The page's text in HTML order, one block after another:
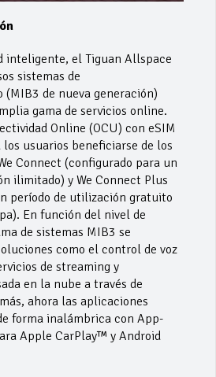
inteligente, el Tiguan Allspace
sistemas de
de nueva generación)
gama de servicios online.
Online (OCU) con eSIM
usuarios beneficiarse de los
Connect (configurado para un
ilimitado) y We Connect Plus
período de utilización gratuito
En función del nivel de
de sistemas MIB3 se
como el control de voz
de streaming y
en la nube a través de
ahora las aplicaciones
forma inalámbrica con App-
Apple CarPlay™ y Android